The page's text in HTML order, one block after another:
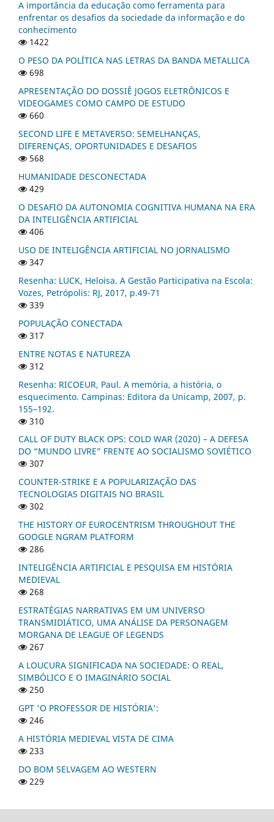
A importância da educação como ferramenta para
enfrentar os desafios da sociedade da informação e do
conhecimento
1422
O PESO DA POLÍTICA NAS LETRAS DA BANDA METALLICA
698
APRESENTAÇÃO DO DOSSIÊ JOGOS ELETRÔNICOS E
VIDEOGAMES COMO CAMPO DE ESTUDO
660
SECOND LIFE E METAVERSO: SEMELHANÇAS,
DIFERENÇAS, OPORTUNIDADES E DESAFIOS
568
HUMANIDADE DESCONECTADA
429
O DESAFIO DA AUTONOMIA COGNITIVA HUMANA NA ERA
DA INTELIGÊNCIA ARTIFICIAL
406
USO DE INTELIGÊNCIA ARTIFICIAL NO JORNALISMO
347
Resenha: LUCK, Heloisa. A Gestão Participativa na Escola:
Vozes, Petrópolis: RJ, 2017, p.49-71
339
POPULAÇÃO CONECTADA
317
ENTRE NOTAS E NATUREZA
312
Resenha: RICOEUR, Paul. A memória, a história, o
esquecimento. Campinas: Editora da Unicamp, 2007, p.
155–192.
310
CALL OF DUTY BLACK OPS: COLD WAR (2020) – A DEFESA
DO “MUNDO LIVRE” FRENTE AO SOCIALISMO SOVIÉTICO
307
COUNTER-STRIKE E A POPULARIZAÇÃO DAS
TECNOLOGIAS DIGITAIS NO BRASIL
302
THE HISTORY OF EUROCENTRISM THROUGHOUT THE
GOOGLE NGRAM PLATFORM
286
INTELIGÊNCIA ARTIFICIAL E PESQUISA EM HISTÓRIA
MEDIEVAL
268
ESTRATÉGIAS NARRATIVAS EM UM UNIVERSO
TRANSMIDIÁTICO, UMA ANÁLISE DA PERSONAGEM
MORGANA DE LEAGUE OF LEGENDS
267
A LOUCURA SIGNIFICADA NA SOCIEDADE: O REAL,
SIMBÓLICO E O IMAGINÁRIO SOCIAL
250
GPT 'O PROFESSOR DE HISTÓRIA':
246
A HISTÓRIA MEDIEVAL VISTA DE CIMA
233
DO BOM SELVAGEM AO WESTERN
229